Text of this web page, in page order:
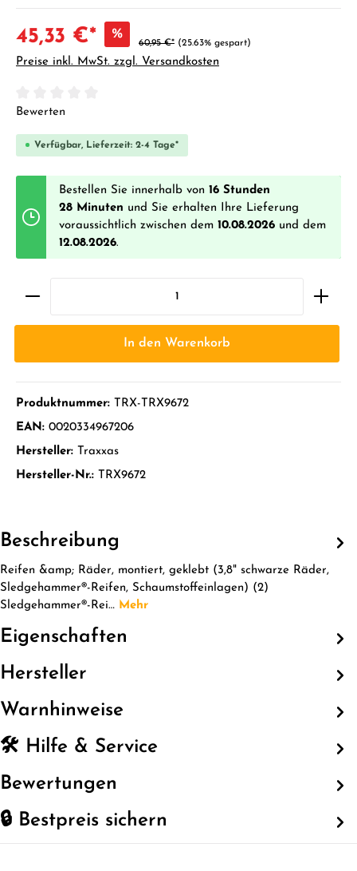
45,33 €* %
60,95 €* (25.63% gespart)
Preise inkl. MwSt. zzgl. Versandkosten
Durchschnittliche Bewertung von 0 von 5 Sternen
Bewerten
Verfügbar, Lieferzeit: 2-4 Tage*
Bestellen Sie innerhalb von 16 Stunden
28 Minuten und Sie erhalten Ihre Lieferung
voraussichtlich zwischen dem 10.08.2026 und dem
12.08.2026.
In den Warenkorb
Produktnummer: TRX-TRX9672
EAN: 0020334967206
Hersteller: Traxxas
Hersteller-Nr.: TRX9672
Beschreibung
Reifen &amp; Räder, montiert, geklebt (3,8" schwarze Räder,
Sledgehammer®-Reifen, Schaumstoffeinlagen) (2)
Sledgehammer®-Rei… Mehr
Eigenschaften
Hersteller
Warnhinweise
🛠️ Hilfe & Service
Bewertungen
🔒 Bestpreis sichern